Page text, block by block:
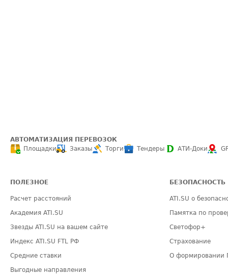
АВТОМАТИЗАЦИЯ ПЕРЕВОЗОК
Площадки
Заказы Торги Тендеры АТИ-Доки
ПОЛЕЗНОЕ
Расчет расстояний
Академия ATI.SU
Звезды ATI.SU на вашем сайте
Индекс ATI.SU FTL РФ
Средние ставки
Выгодные направления
БЕЗОПАСНОСТЬ
ATI.SU о
Памятка по
Светофор+
Страхование
О формировании